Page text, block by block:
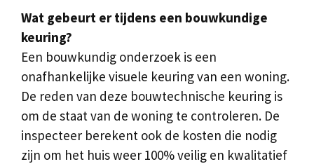
Wat gebeurt er tijdens een bouwkundige
keuring?
Een bouwkundig onderzoek is een
onafhankelijke visuele keuring van een woning.
De reden van deze bouwtechnische keuring is
om de staat van de woning te controleren. De
inspecteer berekent ook de kosten die nodig
zijn om het huis weer 100% veilig en kwalitatief